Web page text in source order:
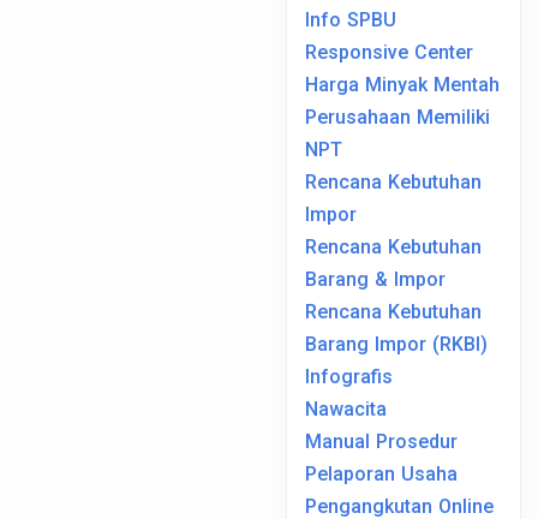
Info SPBU
Responsive Center
Harga Minyak Mentah
Perusahaan Memiliki
NPT
Rencana Kebutuhan
Impor
Rencana Kebutuhan
Barang & Impor
Rencana Kebutuhan
Barang Impor (RKBI)
Infografis
Nawacita
Manual Prosedur
Pelaporan Usaha
Pengangkutan Online